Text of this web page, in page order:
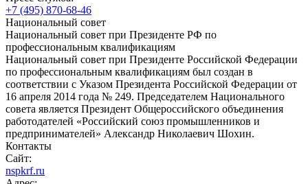
+7 (495) 870-68-46
Национальный совет
Национальный совет при Президенте РФ по
профессиональным квалификациям
Национальный совет при Президенте Российской Федерации
по профессиональным квалификациям был создан в
соответствии с Указом Президента Российской Федерации от
16 апреля 2014 года № 249. Председателем Национального
совета является Президент Общероссийского объединения
работодателей «Российский союз промышленников и
предпринимателей» Александр Николаевич Шохин.
Контакты
Сайт:
nspkrf.ru